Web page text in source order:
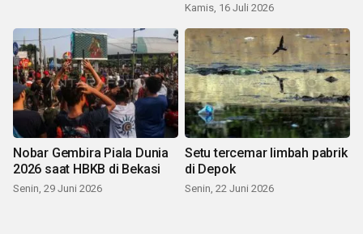
Kamis, 16 Juli 2026
Nobar Gembira Piala Dunia
2026 saat HBKB di Bekasi
Senin, 29 Juni 2026
Setu tercemar limbah pabrik
di Depok
Senin, 22 Juni 2026